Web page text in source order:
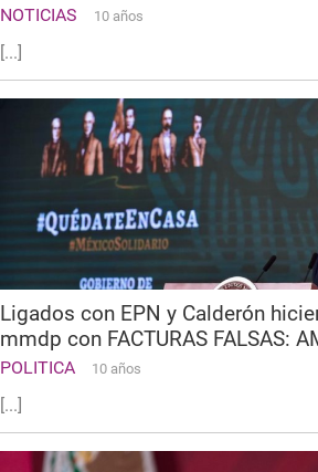
NOTICIAS 10 años
[...]
Ligados con EPN y Calderón
mmdp con FACTURAS FALSAS:
POLITICA 10 años
[...]